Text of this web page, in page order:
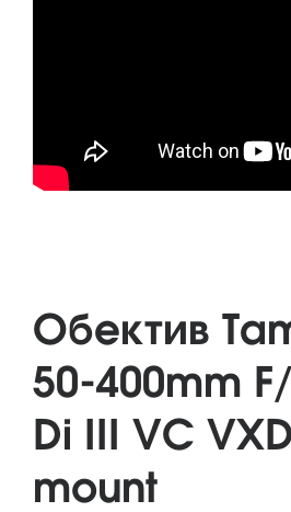
Обектив
50-400mm
Di III VC
mount